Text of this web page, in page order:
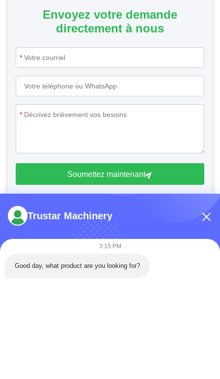
Envoyez votre demande
directement à nous
*
*
Soumettez maintenant
Tél: 86-180-5882-0351
Trustar Machinery
3:15 PM
Good day, what product are you looking for?